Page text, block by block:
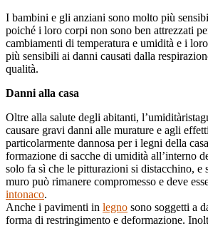
I bambini e gli anziani sono molto più
poiché i loro corpi non sono ben attrezzati
cambiamenti di temperatura e umidità e i
più sensibili ai danni causati dalla
qualità.
Danni alla casa
Oltre alla salute degli abitanti,
causare gravi danni alle murature e agli
particolarmente dannosa per i legni della
formazione di sacche di umidità all’interno
solo fa sì che le pitturazioni si distacchino, e
muro può rimanere compromesso e deve
intonaco.
Anche i pavimenti in legno sono soggetti a
forma di restringimento e deformazione.